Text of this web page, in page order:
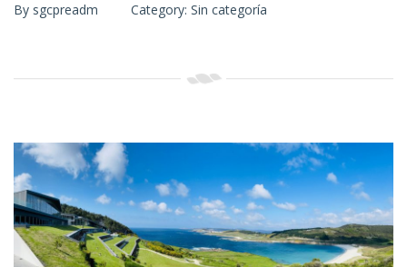
By sgcpreadm Category: Sin categoría